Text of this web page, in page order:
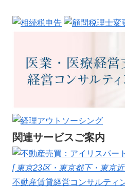
関連サービスご案内
[ 東京23区・東京都下・東京
不動産賃貸経営コンサルティ